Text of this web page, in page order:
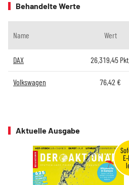
Behandelte Werte
Name Wert
DAX 26.319,45 Pkt.
Volkswagen 76,42 €
Aktuelle Ausgabe